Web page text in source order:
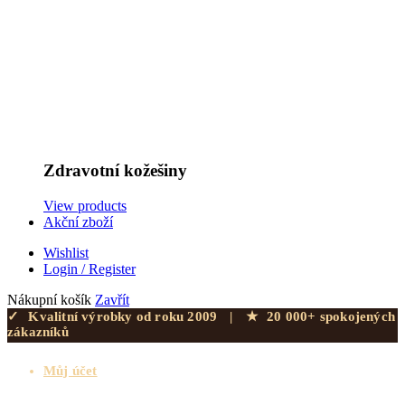
Zdravotní kožešiny
View products
Akční zboží
Wishlist
Login / Register
Nákupní košík Zavřít
✓ Kvalitní výrobky od roku 2009 | ★
20 000+ spokojených
zákazníků
Můj účet